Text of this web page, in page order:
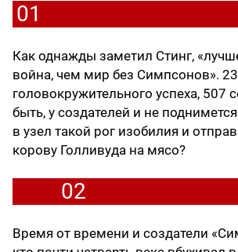
01
Как однажды заметил Стинг,
война, чем мир без Симпсонов». 23
головокружительного успеха, 507
быть, у создателей и не
в узел такой рог изобилия и
корову Голливуда на мясо?
02
Время от времени и создатели